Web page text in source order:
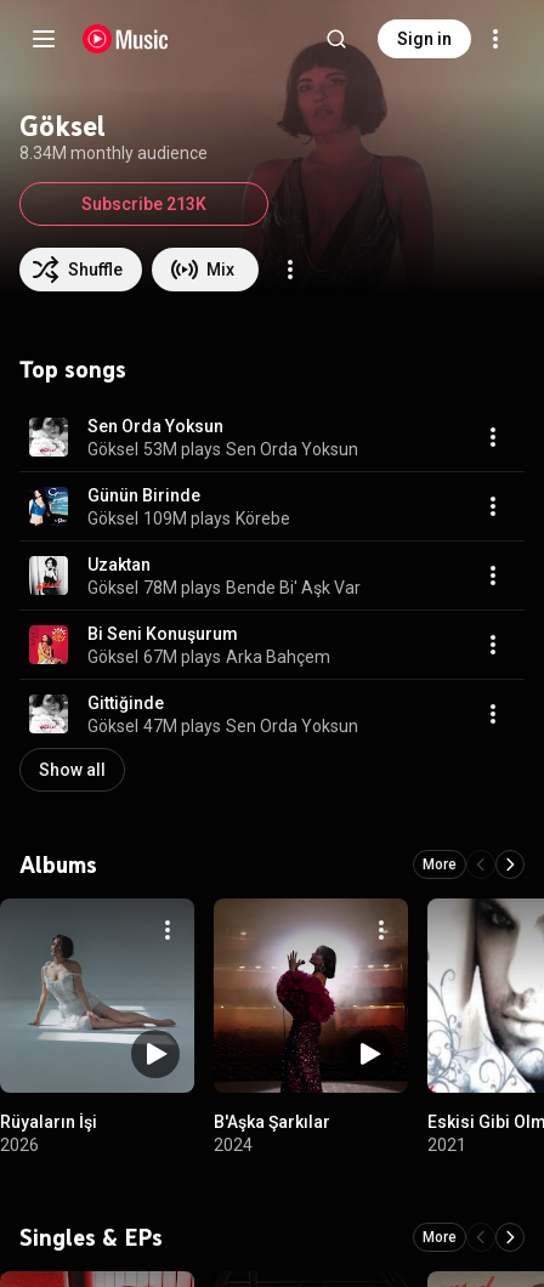
Sign in
Göksel
8.34M monthly audience
Shuffle Mix
Subscribe 213K
Top songs
Sen Orda Yoksun
Göksel 53M plays Sen Orda Yoksun
Günün Birinde
Göksel 109M plays Körebe
Uzaktan
Göksel 78M plays Bende Bi' Aşk Var
Bi Seni Konuşurum
Göksel 67M plays Arka Bahçem
Gittiğinde
Göksel 47M plays Sen Orda Yoksun
Show all
Albums More
Rüyaların İşi
2026
B'Aşka Şarkılar
2024
Eskisi Gibi
2021
Singles & EPs More